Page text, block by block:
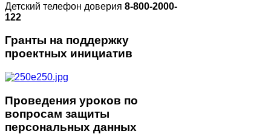
Детский телефон доверия 8-800-2000-
122
Гранты на поддержку
проектных инициатив
Проведения уроков по
вопросам защиты
персональных данных